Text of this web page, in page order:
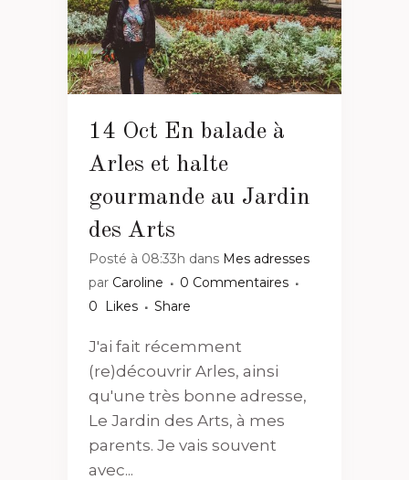
14 Oct En balade à
Arles et halte
gourmande au Jardin
des Arts
Posté à 08:33h dans Mes adresses
par Caroline
0 Commentaires
0
Likes Share
J'ai fait récemment
(re)découvrir Arles, ainsi
qu'une très bonne adresse,
Le Jardin des Arts, à mes
parents. Je vais souvent
avec...